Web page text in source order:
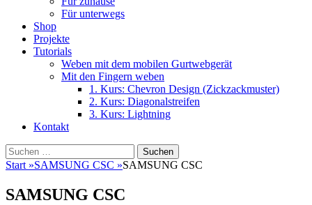
Für unterwegs
Shop
Projekte
Tutorials
Weben mit dem mobilen Gurtwebgerät
Mit den Fingern weben
1. Kurs: Chevron Design (Zickzackmuster)
2. Kurs: Diagonalstreifen
3. Kurs: Lightning
Kontakt
Suchen
Suchen
nach:
Start »SAMSUNG CSC »SAMSUNG CSC
SAMSUNG CSC